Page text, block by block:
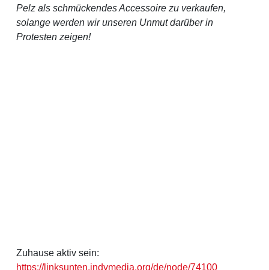
Pelz als schmückendes Accessoire zu verkaufen,
solange werden wir unseren Unmut darüber in
Protesten zeigen!
Zuhause aktiv sein:
https://linksunten.indymedia.org/de/node/74100